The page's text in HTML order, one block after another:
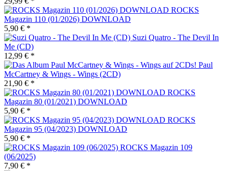
ROCKS
Magazin 110 (01/2026) DOWNLOAD
5,90 € *
Suzi Quatro - The Devil In
Me (CD)
12,99 € *
Paul
McCartney & Wings - Wings (2CD)
21,90 € *
ROCKS
Magazin 80 (01/2021) DOWNLOAD
5,90 € *
ROCKS
Magazin 95 (04/2023) DOWNLOAD
5,90 € *
ROCKS Magazin 109
(06/2025)
7,90 € *